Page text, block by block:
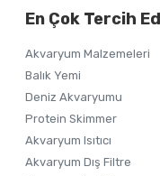
Ürün fiyatı
Bu ürüne
En Çok Tercih
Akvaryum Malzemeleri
Balık Yemi
Deniz Akvaryumu
Protein Skimmer
Akvaryum Isıtıcı
Akvaryum Dış Filtre